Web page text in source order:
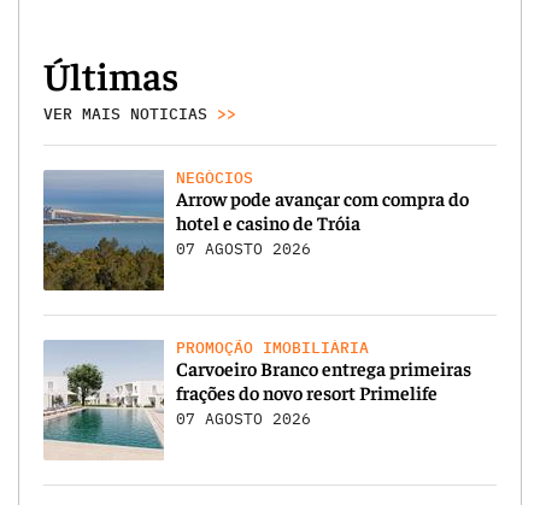
Últimas
VER MAIS NOTICIAS >>
NEGÓCIOS
Arrow pode avançar com compra do
hotel e casino de Tróia
07 AGOSTO 2026
PROMOÇÃO IMOBILIÁRIA
Carvoeiro Branco entrega primeiras
frações do novo resort Primelife
07 AGOSTO 2026